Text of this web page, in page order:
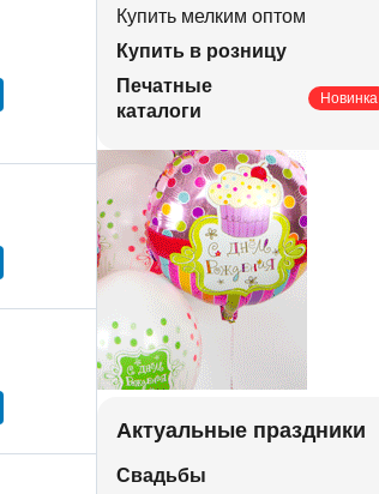
Купить мелким оптом
Купить в розницу
Печатные
каталоги
Новинка
Актуальные праздники
Свадьбы